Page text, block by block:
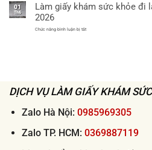
việc
2026
mua
giấy
khỏe
01
Th6
Làm giấy khám sức khỏe đi
2026
Chức năng bình luận bị tắtở
lấy
ngay
tín
2026
DỊCH VỤ LÀM GIẤY KHÁM
Zalo Hà Nội: 0985969305
Zalo TP. HCM: 0369887119